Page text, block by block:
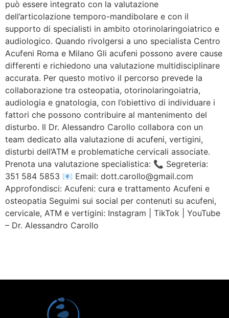
può essere integrato con la valutazione
dell’articolazione temporo-mandibolare e con il
supporto di specialisti in ambito otorinolaringoiatrico e
audiologico. Quando rivolgersi a uno specialista Centro
Acufeni Roma e Milano Gli acufeni possono avere cause
differenti e richiedono una valutazione multidisciplinare
accurata. Per questo motivo il percorso prevede la
collaborazione tra osteopatia, otorinolaringoiatria,
audiologia e gnatologia, con l’obiettivo di individuare i
fattori che possono contribuire al mantenimento del
disturbo. Il Dr. Alessandro Carollo collabora con un
team dedicato alla valutazione di acufeni, vertigini,
disturbi dell’ATM e problematiche cervicali associate.
Prenota una valutazione specialistica: 📞 Segreteria:
351 584 5853 📧 Email: dott.carollo@gmail.com
Approfondisci: Acufeni: cura e trattamento Acufeni e
osteopatia Seguimi sui social per contenuti su acufeni,
cervicale, ATM e vertigini: Instagram | TikTok | YouTube
– Dr. Alessandro Carollo